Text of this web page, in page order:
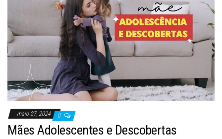
maio 27, 2024 0
Mães Adolescentes e Descobertas